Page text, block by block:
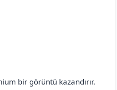
bir görüntü kazandırır.